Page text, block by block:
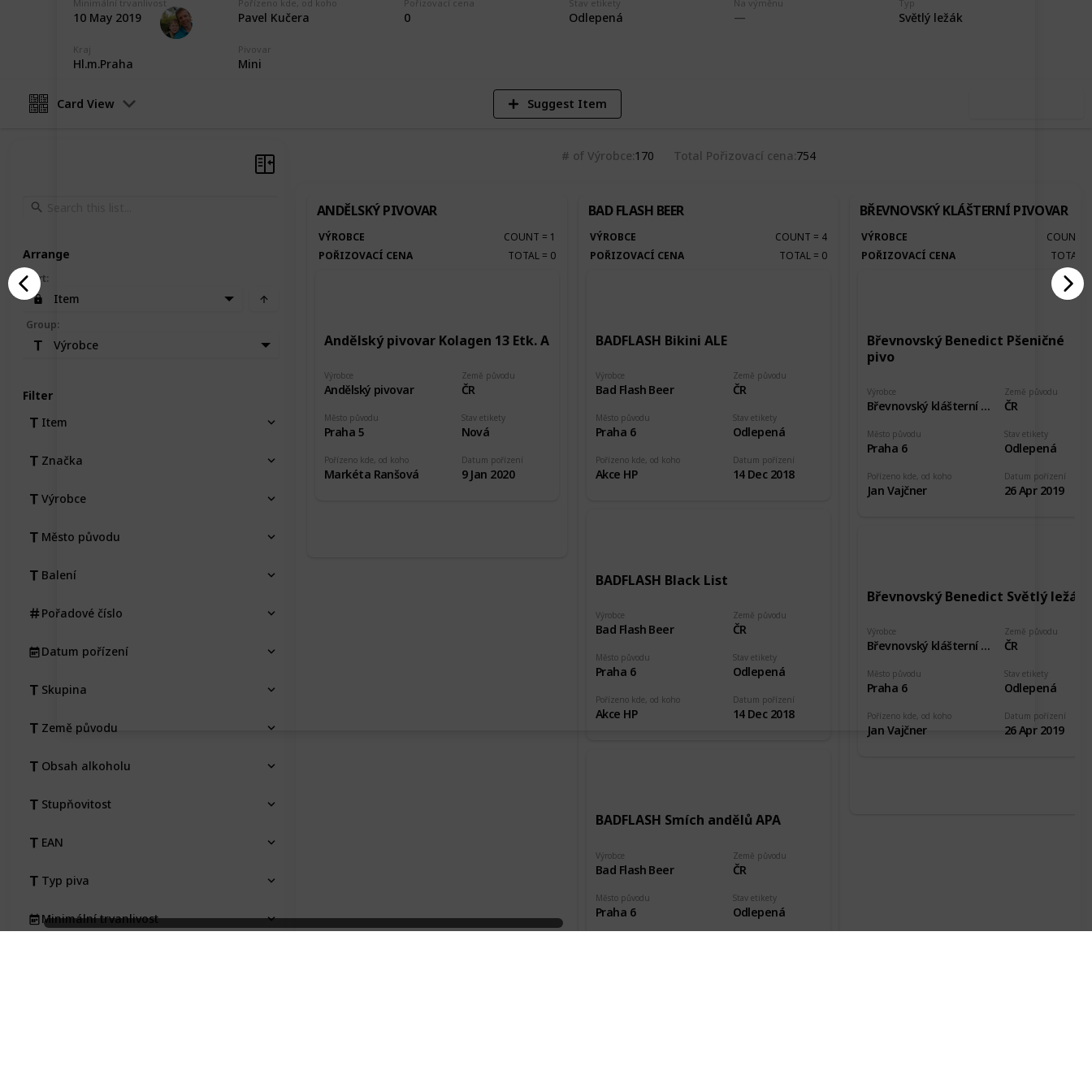
Minimální trvanlivost
10 May 2019
Pořízeno kde, od koho
Pavel Kučera
Pořizovací cena
0
Stav etikety
Odlepená
Na výměnu Typ
Světlý ležák
Kraj
Hl.m.Praha
Pivovar
Mini
Marek Ranš 4,846 Share
Card View Suggest Item
# of Výrobce 170 Total Pořizovací cena 754
ANDĚLSKÝ PIVOVAR
VÝROBCE COUNT = 1
POŘIZOVACÍ CENA
TOTAL = 0
Andělský pivovar Kolagen 13 Etk. A
Výrobce
Andělský pivovar
Země původu
ČR
Pořízeno kde, od koho
Markéta Ranšová
Stav etikety
Nová
Datum pořízení
9 Jan 2020
Město původu
Praha 5
BAD FLASH BEER
VÝROBCE COUNT = 4
POŘIZOVACÍ CENA
TOTAL = 0
BADFLASH Bikini ALE
Výrobce
Bad Flash Beer
Země původu
ČR
Pořízeno kde, od koho
Akce HP
Stav etikety
Odlepená
Datum pořízení
14 Dec 2018
Město původu
Praha 6
BADFLASH Black List
Výrobce
Bad Flash Beer
Země původu
ČR
Pořízeno kde, od koho
Akce HP
Stav etikety
Odlepená
Datum pořízení
14 Dec 2018
Město původu
Praha 6
BADFLASH Smích andělů APA
Výrobce
Bad Flash Beer
Země původu
ČR
Stav etikety
Odlepená
Město původu
Praha 6
BŘEVNOVSKÝ KLÁŠTERNÍ PIVOVAR
VÝROBCE COUNT
POŘIZOVACÍ CENA
TOTAL
Břevnovský Benedict Pšeničné
pivo
Výrobce
Břevnovský klášterní pivovar
Země původu
ČR
Pořízeno kde, od koho
Jan Vajčner
Stav etikety
Odlepená
Datum pořízení
26 Apr 2019
Město původu
Praha 6
Břevnovský Benedict Světlý ležák
Výrobce
Břevnovský klášterní pivovar
Země původu
ČR
Pořízeno kde, od koho
Jan Vajčner
Stav etikety
Odlepená
Datum pořízení
26 Apr 2019
Město původu
Praha 6
Arrange
Sort:
Item
Group:
Výrobce
Filter
Item
Značka
Výrobce
Město původu
Balení
Pořadové číslo
Datum pořízení
Skupina
Země původu
Obsah alkoholu
Stupňovitost
EAN
Typ piva
Minimální trvanlivost